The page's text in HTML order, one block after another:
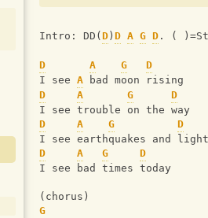
Intro: DD( D ) D A G D . (
D A G
D
I see A bad moon rising
D
A G
D
I see trouble on the way
D
A G
D
I see earthquakes and
D
A G
D
I see bad times today
(chorus)
G